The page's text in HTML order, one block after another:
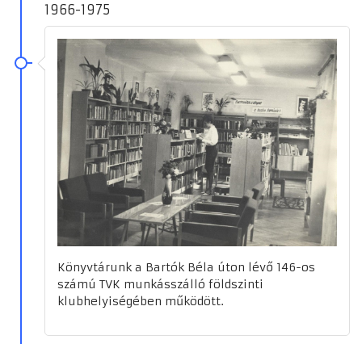
1966-1975
Könyvtárunk a Bartók Béla úton lévő 146-os
számú TVK munkásszálló földszinti
klubhelyiségében működött.